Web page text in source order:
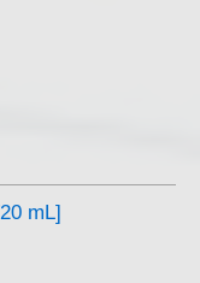
mL]